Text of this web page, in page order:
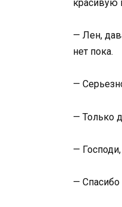
красивую
— Лен,
нет пока.
—
— Только
—
—